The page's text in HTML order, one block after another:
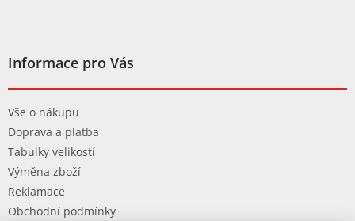
Informace pro Vás
Vše o nákupu
Doprava a platba
Tabulky velikostí
Výměna zboží
Reklamace
Obchodní podmínky